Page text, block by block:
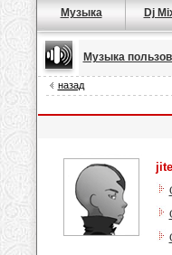
Музыка Dj
Музыка
назад